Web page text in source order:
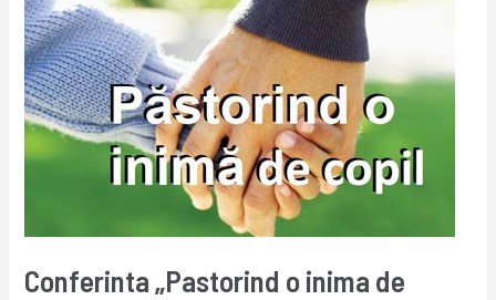
Conferinta „Pastorind o inima de
„Pastorind
o
inima
de
copil”
cu